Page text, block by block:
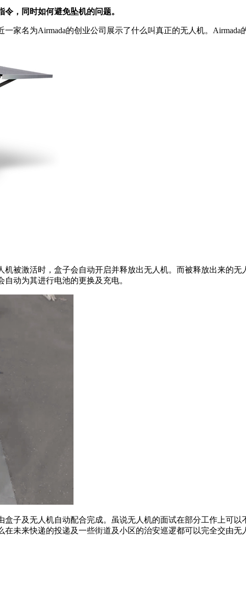
，同时如何避免坠机的问题。
一家名为Airmada的创业公司展示了什么叫真正的无人机。Airmada
激活时，盒子会自动开启并释放出无人机。而被释放出来的无
动为其进行电池的更换及充电。
及无人机自动配合完成。虽说无人机的面试在部分工作上可以
未来快递的投递及一些街道及小区的治安巡逻都可以完全交由无